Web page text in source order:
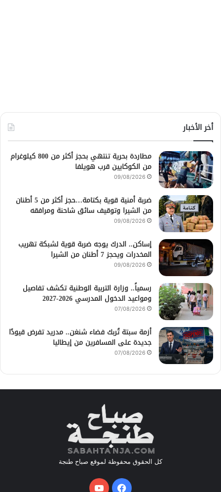
أخر الأخبار
مطاردة بحرية تنتهي بحجز أكثر من 800 كيلوغرام
من الكوكايين قرب هويلفا
09/08/2026
ضربة أمنية قوية بكتامة…حجز أكثر من 5 أطنان
من الشيرا وتوقيف سائق شاحنة ومرافقه
09/08/2026
إساكن.. الدرك يوجه ضربة قوية لشبكة تهريب
المخدرات ويحجز 7 أطنان من الشيرا
09/08/2026
رسمياً.. وزارة التربية الوطنية تكشف تفاصيل
ومواعيد الدخول المدرسي 2026-2027
07/08/2026
أزمة سبتة تُربك فضاء شنغن.. مدريد تفرض قيودًا
جديدة على المسافرين من إيطاليا
07/08/2026
كل الحقوق محفوظة لموقع صباح طنجة
فيسبوكيوتيوب